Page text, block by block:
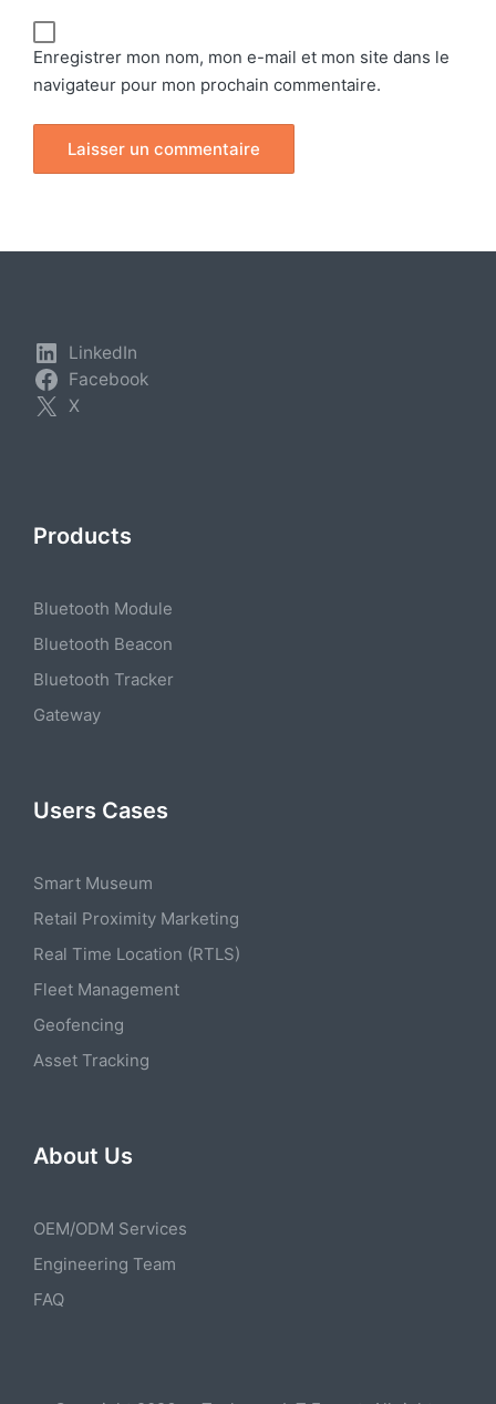
Enregistrer mon nom, mon e-mail et mon site dans le
navigateur pour mon prochain commentaire.
LinkedIn
Facebook
X
Products
Bluetooth Module
Bluetooth Beacon
Bluetooth Tracker
Gateway
Users Cases
Smart Museum
Retail Proximity Marketing
Real Time Location (RTLS)
Fleet Management
Geofencing
Asset Tracking
About Us
OEM/ODM Services
Engineering Team
FAQ